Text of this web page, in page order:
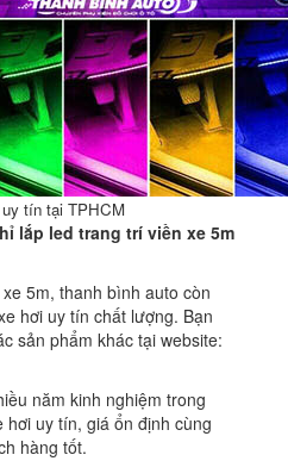
tín tại TPHCM
lắp led trang trí viền xe 5m
5m, thanh bình auto còn
hơi uy tín chất lượng. Bạn
sản phẩm khác tại website:
năm kinh nghiệm trong
uy tín, giá ổn định cùng
hàng tốt.